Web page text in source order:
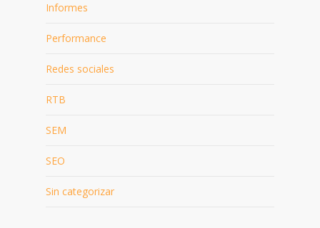
Informes
Performance
Redes sociales
RTB
SEM
SEO
Sin categorizar